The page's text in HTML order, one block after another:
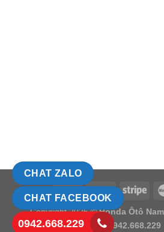
CHAT ZALO
CHAT FACEBOOK
0942.668.229
Copyright 2026 ©Honda Ôtô
0942.668.229